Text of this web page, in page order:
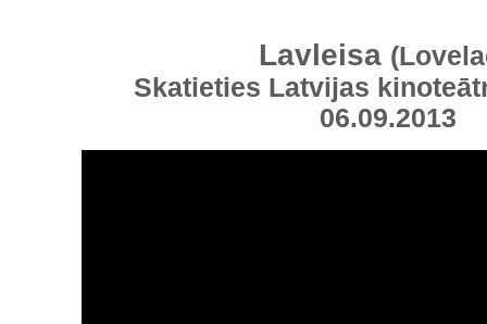
Lavleisa
Skatieties Latvijas
06.09.2013